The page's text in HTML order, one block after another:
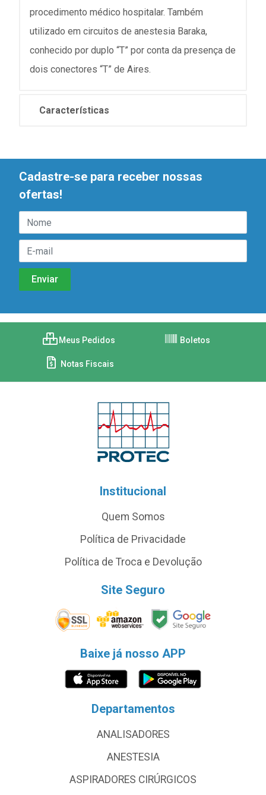
procedimento médico hospitalar. Também
utilizado em circuitos de anestesia Baraka,
conhecido por duplo “T” por conta da presença de
dois conectores “T” de Aires.
Características
Cadastre-se para receber nossas
ofertas!
Meus Pedidos Boletos
Notas Fiscais
Institucional
Quem Somos
Política de Privacidade
Política de Troca e Devolução
Site Seguro
Baixe já nosso APP
Departamentos
ANALISADORES
ANESTESIA
ASPIRADORES CIRÚRGICOS